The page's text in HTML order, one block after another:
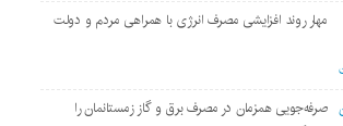
مهار روند افزایشی مصرف انرژی با همراهی مردم و دولت
صرفه‌جویی همزمان در مصرف برق و گاز زمستانمان را